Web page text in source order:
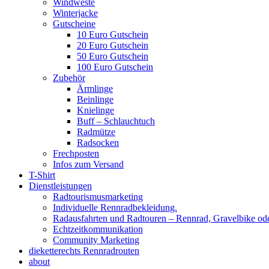
Windweste
Winterjacke
Gutscheine
10 Euro Gutschein
20 Euro Gutschein
50 Euro Gutschein
100 Euro Gutschein
Zubehör
Ärmlinge
Beinlinge
Knielinge
Buff – Schlauchtuch
Radmütze
Radsocken
Frechposten
Infos zum Versand
T-Shirt
Dienstleistungen
Radtourismusmarketing
Individuelle Rennradbekleidung.
Radausfahrten und Radtouren – Rennrad, Gravelbike
Echtzeitkommunikation
Community Marketing
dieketterechts Rennradrouten
about